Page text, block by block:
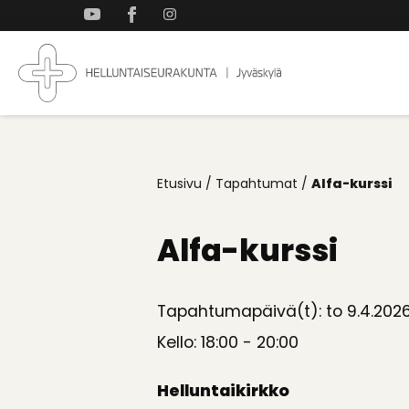
ylös
Jyväskylän
Koti
Etusivu / Tapahtumat / Alfa-kurssi
Alfa-kurssi
Tapahtumapäivä(t): to
Kello: 18:00 - 20:00
Helluntaikirkko